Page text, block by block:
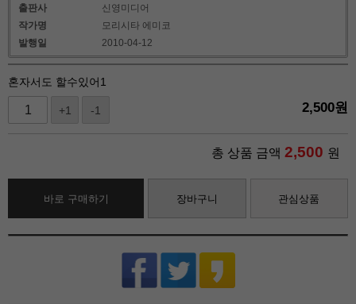
출판사
신영미디어
작가명
모리시타 에미코
발행일
2010-04-12
혼자서도 할수있어1
+1 -1 2,500원
총 상품 금액 2,500 원
바로 구매하기 장바구니 관심상품